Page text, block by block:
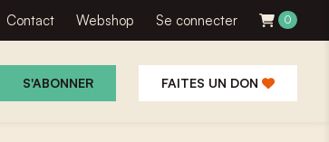
Contact Webshop Se connecter 0
S'ABONNER FAITES UN DON